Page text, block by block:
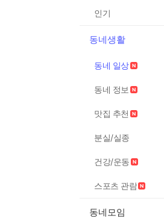
인기
동네생활
동네 일상
동네 정보
맛집 추천
분실/실종
건강/운동
스포츠 관람
동네모임